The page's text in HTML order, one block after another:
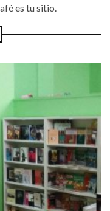
es tu sitio.